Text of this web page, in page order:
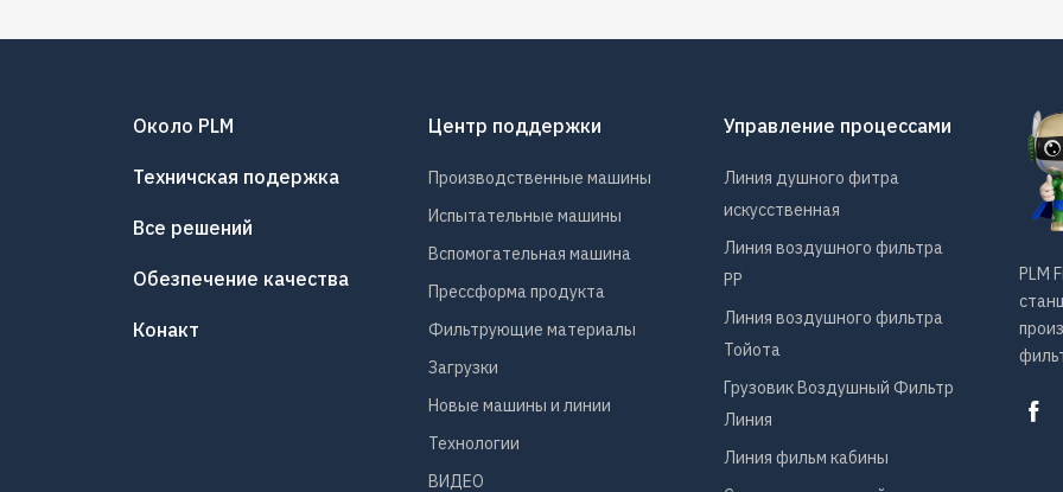
PLM
Управление процессами
Линия душного фитра
искусственная
Линия воздушного фильтра
PP
Линия воздушного фильтра
Тойота
Грузовик Воздушный Фильтр
Линия
Линия фильм кабины
Центр поддержки
Производственные машины
Испытательные машины
Вспомогательная машина
Прессформа продукта
Фильтрующие материалы
Загрузки
Новые машины и линии
Технологии
ВИДЕО
Около PLM
Техничская подержка
Все решений
Обезпечение качества
Конакт